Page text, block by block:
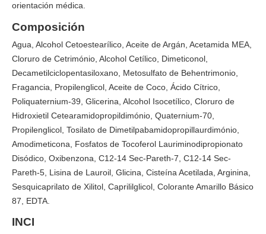
orientación médica.
Composición
Agua, Alcohol Cetoestearílico, Aceite de Argán, Acetamida MEA,
Cloruro de Cetrimónio, Alcohol Cetílico, Dimeticonol,
Decametilciclopentasiloxano, Metosulfato de Behentrimonio,
Fragancia, Propilenglicol, Aceite de Coco, Ácido Cítrico,
Poliquaternium-39, Glicerina, Alcohol Isocetílico, Cloruro de
Hidroxietil Cetearamidopropildimónio, Quaternium-70,
Propilenglicol, Tosilato de Dimetilpabamidopropillaurdimónio,
Amodimeticona, Fosfatos de Tocoferol Lauriminodipropionato
Disódico, Oxibenzona, C12-14 Sec-Pareth-7, C12-14 Sec-
Pareth-5, Lisina de Lauroil, Glicina, Cisteína Acetilada, Arginina,
Sesquicaprilato de Xilitol, Caprililglicol, Colorante Amarillo Básico
87, EDTA.
INCI